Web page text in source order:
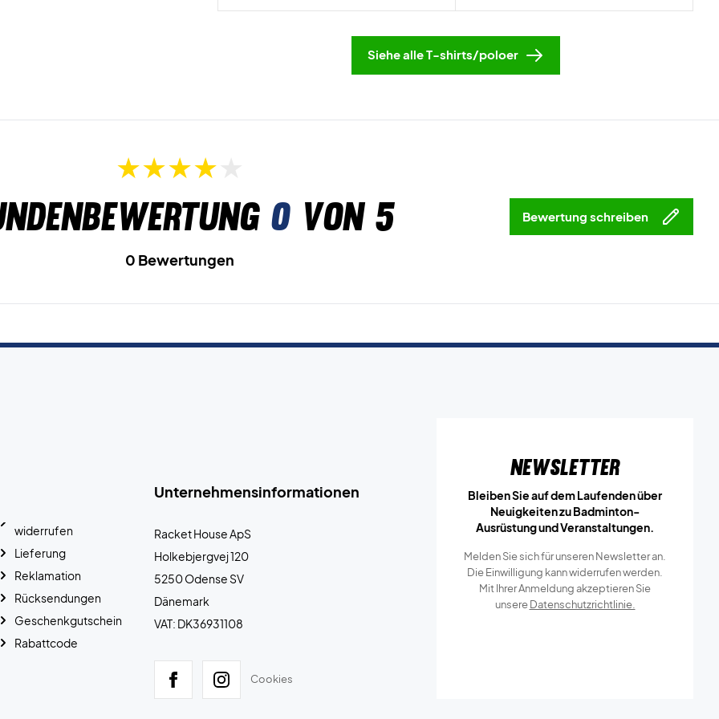
Siehe alle T-shirts/poloer
0von 5 Bewertung schreiben
0 Bewertungen
Unternehmensinformationen
Racket House ApS
Holkebjergvej 120
5250 Odense SV
Dänemark
VAT: DK36931108
Cookies
widerrufen
Lieferung
Reklamation
Rücksendungen
Geschenkgutschein
Rabattcode
Newsletter
Bleiben Sie auf dem Laufenden über
Neuigkeiten zu Badminton-
Ausrüstung und Veranstaltungen.
Melden Sie sich für unseren Newsletter an.
Die Einwilligung kann widerrufen werden.
Mit Ihrer Anmeldung akzeptieren Sie
unsereDatenschutzrichtlinie.